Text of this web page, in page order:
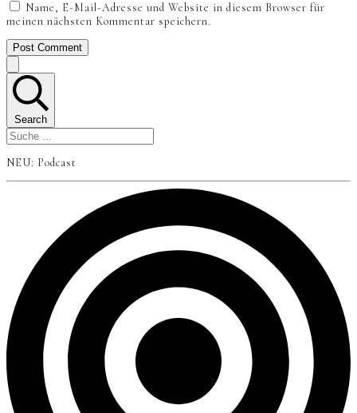
Name, E-Mail-Adresse und Website in diesem Browser für
meinen nächsten Kommentar speichern.
Post Comment
Search
NEU: Podcast